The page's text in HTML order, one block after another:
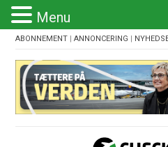
ABONNEMENT |ANNONCERING |
Menu